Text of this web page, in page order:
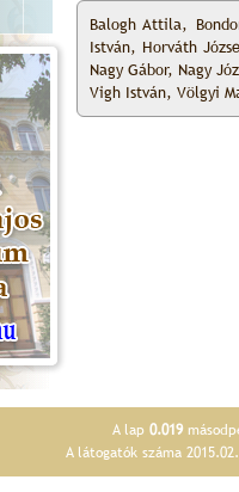
Balogh Attila,
István, Horváth
Nagy Gábor, Nagy
Vigh István, Völgyi
A lap 0.019
A látogatók száma